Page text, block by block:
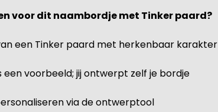
voor dit naambordje met Tinker paard?
een Tinker paard met herkenbaar karakter
een voorbeeld; jij ontwerpt zelf je bordje
via de ontwerptool